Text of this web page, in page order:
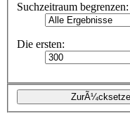
Suchzeitraum begrenzen:
Die ersten: